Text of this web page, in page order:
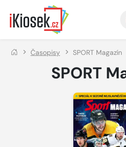
Přejít na hlavní obsah
Časopisy SPORT Magazín
SPORT